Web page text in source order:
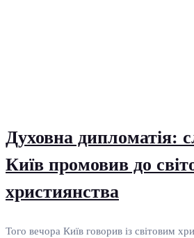
Духовна дипломатія:
Київ промовив до
християнства
Того вечора Київ говорив із світовим